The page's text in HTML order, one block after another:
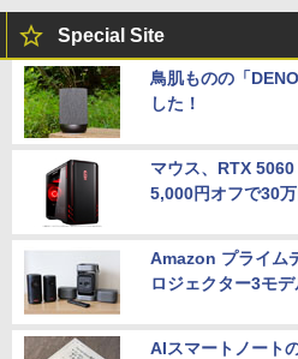
Special Site
鳥肌ものの「
した！
マウス、RTX
5,000円オフで30万
Amazon プライム
ロジェクター3モ
AIスマートノート